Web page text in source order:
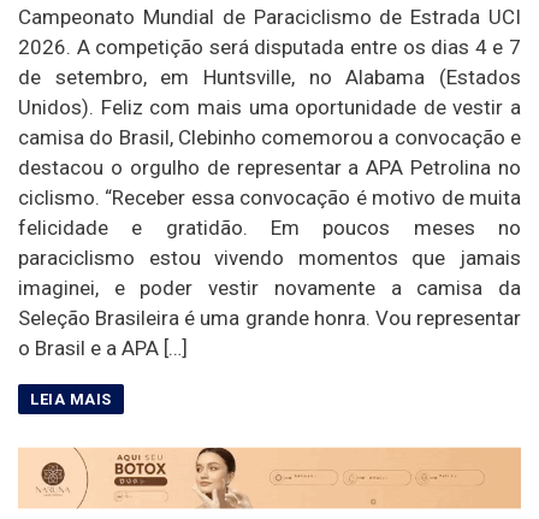
Campeonato Mundial de Paraciclismo de Estrada UCI
2026. A competição será disputada entre os dias 4 e 7
de setembro, em Huntsville, no Alabama (Estados
Unidos). Feliz com mais uma oportunidade de vestir a
camisa do Brasil, Clebinho comemorou a convocação e
destacou o orgulho de representar a APA Petrolina no
ciclismo. “Receber essa convocação é motivo de muita
felicidade e gratidão. Em poucos meses no
paraciclismo estou vivendo momentos que jamais
imaginei, e poder vestir novamente a camisa da
Seleção Brasileira é uma grande honra. Vou representar
o Brasil e a APA […]